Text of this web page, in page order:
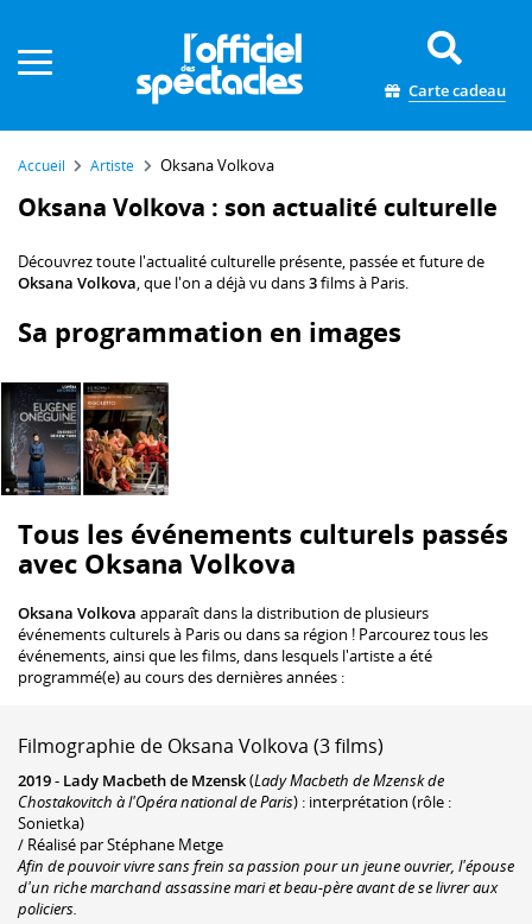
Carte cadeau
Accueil Artiste Oksana Volkova
Oksana Volkova : son actualité culturelle
Découvrez toute l'actualité culturelle présente, passée et future de
Oksana Volkova, que l'on a déjà vu dans3films à Paris.
Sa programmation en images
Tous les événements culturels passés
avec Oksana Volkova
Oksana Volkova apparaît dans la distribution de plusieurs
événements culturels à Paris ou dans sa région ! Parcourez tous les
événements, ainsi que les films, dans lesquels l'artiste a été
programmé(e) au cours des dernières années :
Filmographie de Oksana Volkova (3 films)
2019- Lady Macbeth de Mzensk(Lady Macbeth de Mzensk de
Chostakovitch à l'Opéra national de Paris) : interprétation (rôle :
Sonietka)
/ Réalisé par Stéphane Metge
Afin de pouvoir vivre sans frein sa passion pour un jeune ouvrier, l'épouse
d'un riche marchand assassine mari et beau-père avant de se livrer aux
policiers.